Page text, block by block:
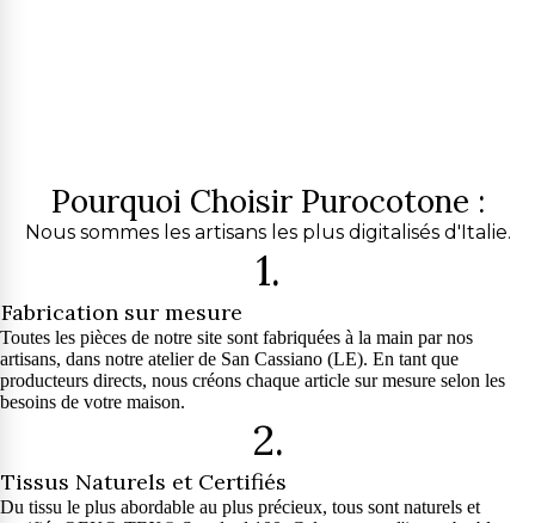
Pourquoi Choisir Purocotone :
Nous sommes les artisans les plus digitalisés d'Italie.
1.
Fabrication sur mesure
Toutes les pièces de notre site sont fabriquées à la main par nos
artisans, dans notre atelier de San Cassiano (LE). En tant que
producteurs directs, nous créons chaque article sur mesure selon les
besoins de votre maison.
2.
Tissus Naturels et Certifiés
Du tissu le plus abordable au plus précieux, tous sont naturels et